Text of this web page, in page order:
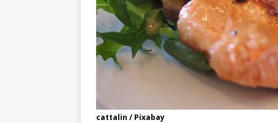
cattalin / Pixabay